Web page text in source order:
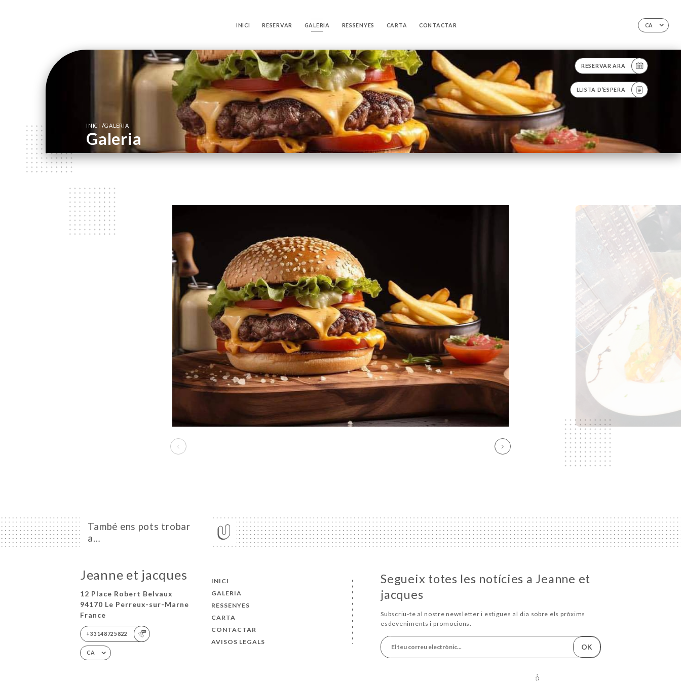
CA
INICI RESERVAR GALERIA RESSENYES CARTA CONTACTAR
RESERVAR ARA
LLISTA D’ESPERA
INICI /GALERIA
Galeria
També ens pots trobar
a…
Jeanne et jacques
12 Place Robert Belvaux
94170 Le Perreux-sur-Marne
France
+33148725822
CA
INICI
GALERIA
RESSENYES
CARTA
CONTACTAR
AVISOS LEGALS
Segueix totes les notícies a Jeanne et
jacques
Subscriu-te al nostre newsletter i estigues al dia sobre els pròxims
esdeveniments i promocions.
OK